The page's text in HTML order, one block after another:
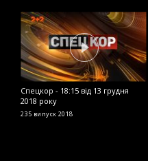
Спецкор - 18:15 від 13 грудня
2018 року
235 випуск 2018